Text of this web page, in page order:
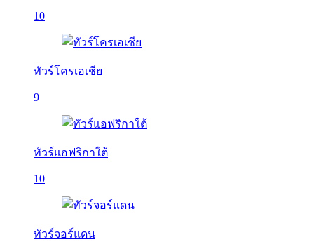
10
ทัวร์โครเอเชีย
9
ทัวร์แอฟริกาใต้
10
ทัวร์จอร์แดน